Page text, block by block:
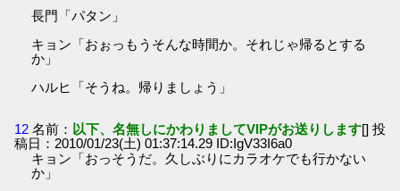
長門「パタン」
キョン「おぉっもうそんな時間か。それじゃ帰るとする
か」
ハルヒ「そうね。帰りましょう」
12 名前： 以下、名無しにかわりましてVIPがお送りします[] 投
稿日：2010/01/23(土) 01:37:14.29 ID:IgV33I6a0
キョン「おっそうだ。久しぶりにカラオケでも行かない
か」